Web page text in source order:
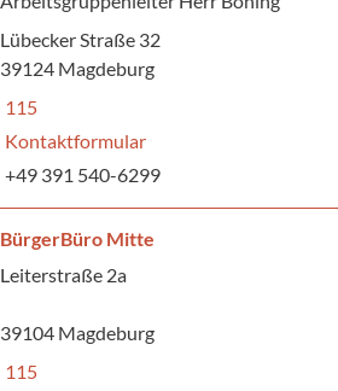
Lübecker Straße 32
39124 Magdeburg
115
Kontaktformular
+49 391 540-6299
BürgerBüro Mitte
Leiterstraße 2a
39104 Magdeburg
115